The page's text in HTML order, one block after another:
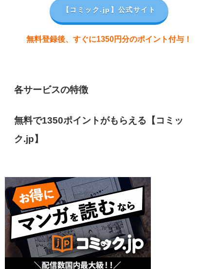
【コミック.jp 】公式サイト
無料登録後、すぐに1350円分のポイント付与！
各サービスの特徴
無料で1350ポイントがもらえる【コミッ
ク.jp】